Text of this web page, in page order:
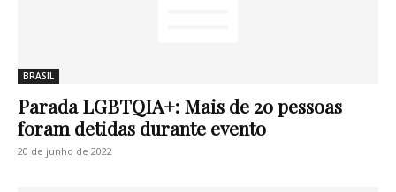
BRASIL
Parada LGBTQIA+: Mais de 20 pessoas
foram detidas durante evento
20 de junho de 2022